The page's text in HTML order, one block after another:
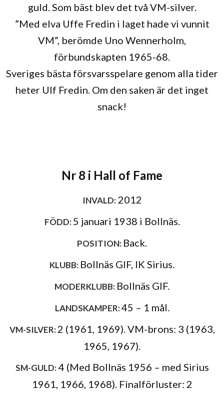
guld. Som bäst blev det två VM-silver.
”Med elva Uffe Fredin i laget hade vi vunnit
VM”, berömde Uno Wennerholm,
förbundskapten 1965-68.
Sveriges bästa försvarsspelare genom alla tider
heter Ulf Fredin. Om den saken är det inget
snack!
Nr 8 i Hall of Fame
INVALD:2012
FÖDD:5 januari 1938 i Bollnäs.
POSITION: Back.
KLUBB: Bollnäs GIF, IK Sirius.
MODERKLUBB: Bollnäs GIF.
LANDSKAMPER:45 – 1 mål.
VM-SILVER:2 (1961, 1969). VM-brons: 3 (1963,
1965, 1967).
SM-GULD:4 (Med Bollnäs 1956 – med Sirius
1961, 1966, 1968). Finalförluster: 2